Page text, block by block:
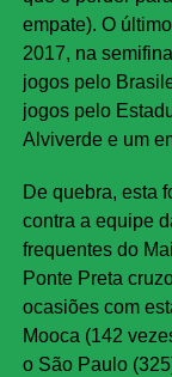
empate). O
2017, na
jogos pelo
jogos pelo
Alviverde e um
De quebra, esta
contra a equipe
frequentes do
Ponte Preta
ocasiões com
Mooca (142
o São Paulo